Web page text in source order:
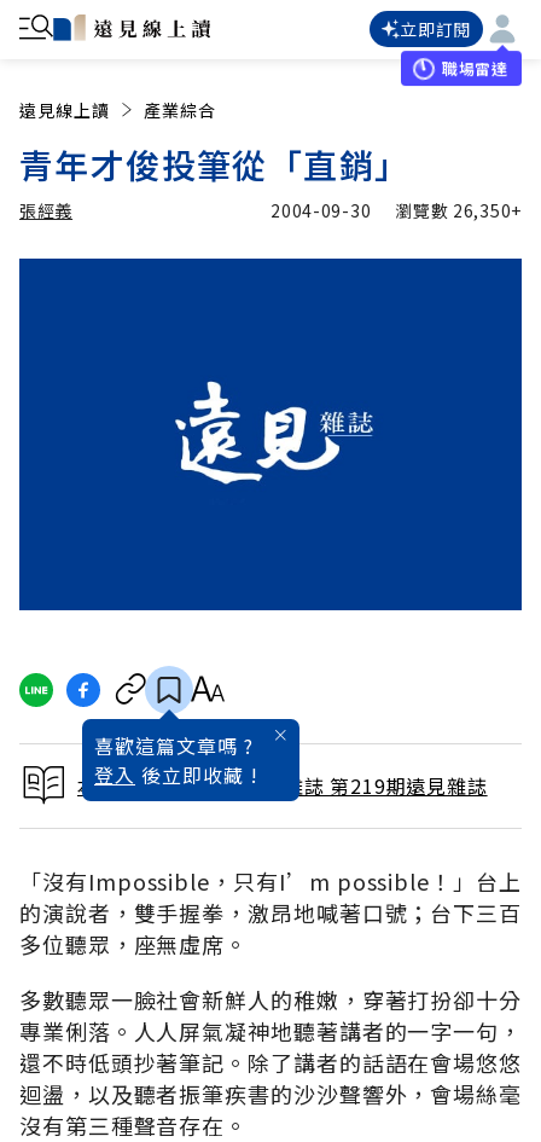
立即訂閱
職場雷達
遠見線上讀 產業綜合
青年才俊投筆從「直銷」
張經義 2004-09-30 瀏覽數 26,350+
喜歡這篇文章嗎 ?
登入 後立即收藏 !
本文出自 2004 / 9月號雜誌 第219期遠見雜誌
「沒有Impossible，只有I’m possible！」台上
的演說者，雙手握拳，激昂地喊著口號；台下三百
多位聽眾，座無虛席。
多數聽眾一臉社會新鮮人的稚嫩，穿著打扮卻十分
專業俐落。人人屏氣凝神地聽著講者的一字一句，
還不時低頭抄著筆記。除了講者的話語在會場悠悠
迴盪，以及聽者振筆疾書的沙沙聲響外，會場絲毫
沒有第三種聲音存在。